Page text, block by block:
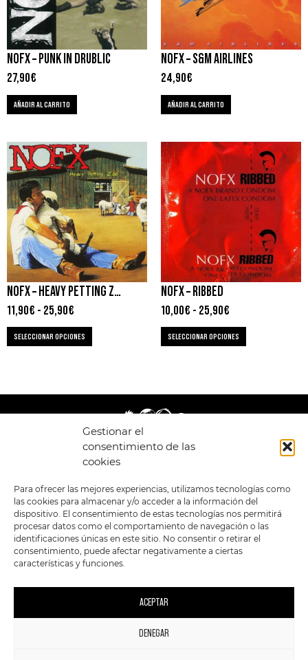
Gestionar el
consentimiento de las
cookies
Para ofrecer las mejores experiencias, utilizamos tecnologías como
las cookies para almacenar y/o acceder a la información del
dispositivo. El consentimiento de estas tecnologías nos permitirá
procesar datos como el comportamiento de navegación o las
identificaciones únicas en este sitio. No consentir o retirar el
consentimiento, puede afectar negativamente a ciertas
características y funciones.
ACEPTAR
DENEGAR
NOFX – PUNK IN DRUBLIC
27,90€
AÑADIR AL CARRITO
NOFX – S&M AIRLINES
24,90€
AÑADIR AL CARRITO
NOFX – HEAVY PETTING ZOO
11,90€ - 25,90€
SELECCIONAR OPCIONES
NOFX – RIBBED
10,00€ - 25,90€
SELECCIONAR OPCIONES
LEGAL
POLÍTICA DE
PRIVACIDAD
TÉRMINOS Y
CONDICIONES
GENERALES DE LA
POLÍTICA DE COOKIES
ENLACES
TIENDA
ESTILOS
FORMATOS
PREVENTAS
OFERTAS
MERCHANDISING